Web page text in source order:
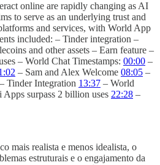
online are rapidly changing as AI
to serve as an underlying trust and
and services, with World App
included: – Tinder integration –
and other assets – Earn feature –
– World Chat Timestamps: 00:00 –
– Sam and Alex Welcome 08:05 –
– Tinder Integration 13:37 – World
surpass 2 billion uses 22:28 –
mais realista e menos idealista, o
estruturais e o engajamento da